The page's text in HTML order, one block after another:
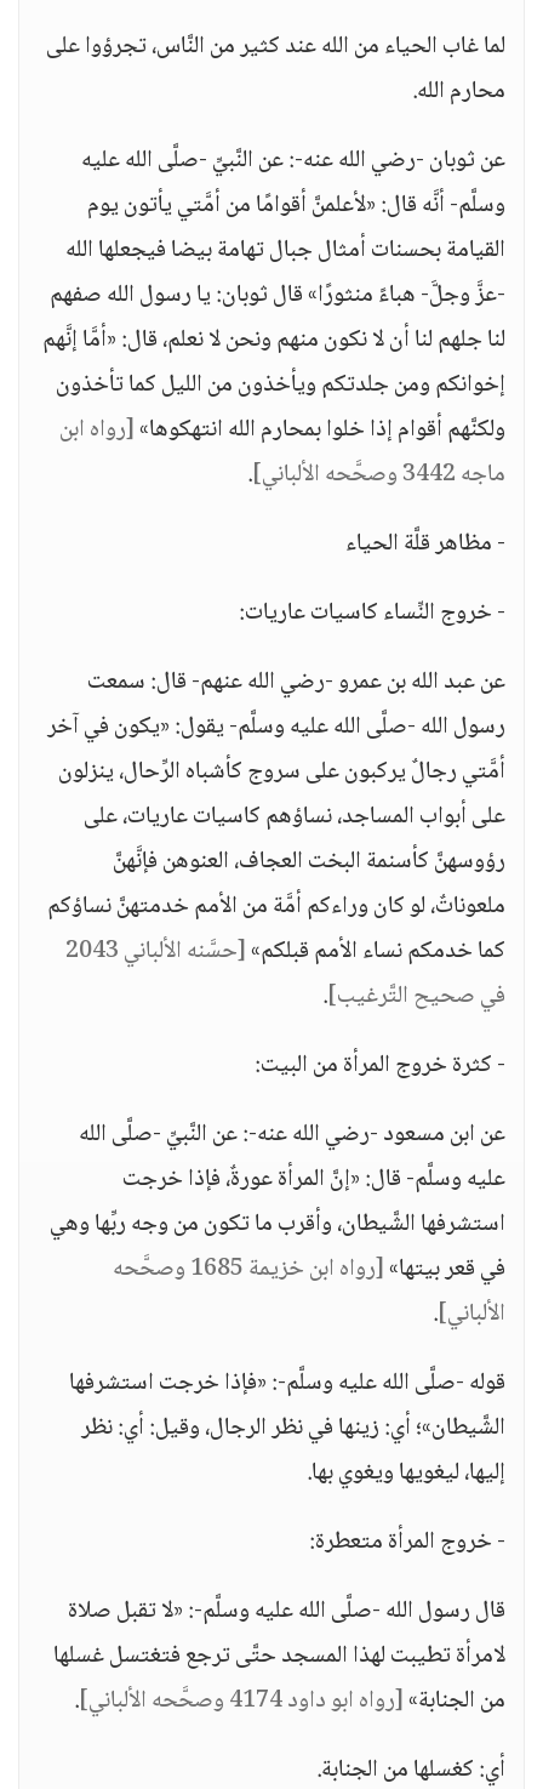
لما غاب الحياء من الله عند كثير من النَّاس، تجرؤوا على
محارم الله.
عن ثوبان -رضي الله عنه-: عن النَّبيِّ -صلَّى الله عليه
وسلَّم- أنَّه قال: «لأعلمنَّ أقوامًا من أمَّتي يأتون يوم
القيامة بحسنات أمثال جبال تهامة بيضا فيجعلها الله
-عزَّ وجلَّ- هباءً منثورًا» قال ثوبان: يا رسول الله صفهم
لنا جلهم لنا أن لا نكون منهم ونحن لا نعلم، قال: «أمَّا إنَّهم
إخوانكم ومن جلدتكم ويأخذون من الليل كما تأخذون
ولكنَّهم أقوام إذا خلوا بمحارم الله انتهكوها»[رواه ابن
ماجه 3442 وصحَّحه الألباني]
.
- مظاهر قلَّة الحياء
- خروج النِّساء كاسيات عاريات:
عن عبد الله بن عمرو -رضي الله عنهم- قال: سمعت
رسول الله -صلَّى الله عليه وسلَّم- يقول: «يكون في آخر
أمَّتي رجالٌ يركبون على سروج كأشباه الرِّحال، ينزلون
على أبواب المساجد، نساؤهم كاسيات عاريات، على
رؤوسهنَّ كأسنمة البخت العجاف، العنوهن فإنَّهنَّ
ملعوناتٌ، لو كان وراءكم أمَّة من الأمم خدمتهنَّ نساؤكم
كما خدمكم نساء الأمم قبلكم»
[حسَّنه الألباني 2043
في صحيح التَّرغيب].
- كثرة خروج المرأة من البيت:
عن ابن مسعود -رضي الله عنه-: عن النَّبيِّ -صلَّى الله
عليه وسلَّم- قال: «إنَّ المرأة عورةٌ، فإذا خرجت
استشرفها الشَّيطان، وأقرب ما تكون من وجه ربِّها وهي
في قعر بيتها»
[رواه ابن خزيمة 1685 وصحَّحه
الألباني].
قوله -صلَّى الله عليه وسلَّم-: «فإذا خرجت استشرفها
الشَّيطان»؛ أي: زينها في نظر الرجال، وقيل: أي: نظر
إليها، ليغويها ويغوي بها.
- خروج المرأة متعطرة:
قال رسول الله -صلَّى الله عليه وسلَّم-: «لا تقبل صلاة
لامرأة تطيبت لهذا المسجد حتَّى ترجع فتغتسل غسلها
من الجنابة»[رواه ابو داود 4174 وصحَّحه الألباني]
.
أي: كغسلها من الجنابة.